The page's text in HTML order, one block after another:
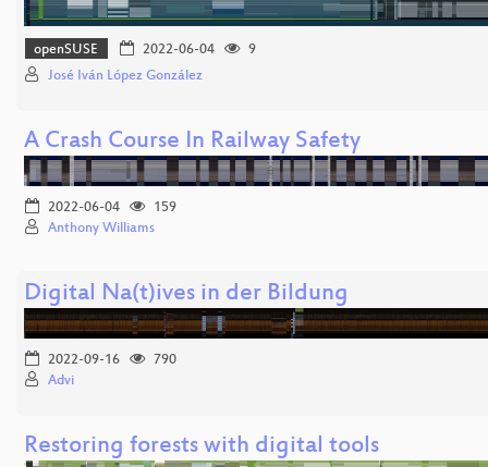
openSUSE 2022-06-04
9
José Iván López González
A Crash Course In Railway Safety
2022-06-04
159
Anthony Williams
Digital Na(t)ives in der Bildung
2022-09-16
790
Advi
Restoring forests with digital tools